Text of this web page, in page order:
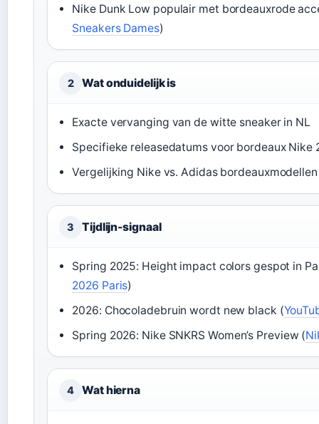
Nike Dunk Low populair met bordeauxrode
Sneakers Dames)
2 Wat onduidelijk is
Exacte vervanging van de witte sneaker in NL
Specifieke releasedatums voor bordeaux Nike
Vergelijking Nike vs. Adidas bordeauxmodellen
3 Tijdlijn-signaal
Spring 2025: Height impact colors gespot in
2026 Paris)
2026: Chocoladebruin wordt new black (
Spring 2026: Nike SNKRS Women’s Preview (
4 Wat hierna